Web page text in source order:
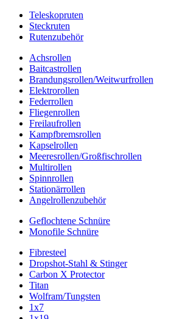
Teleskopruten
Steckruten
Rutenzubehör
Achsrollen
Baitcastrollen
Brandungsrollen/Weitwurfrollen
Elektrorollen
Federrollen
Fliegenrollen
Freilaufrollen
Kampfbremsrollen
Kapselrollen
Meeresrollen/Großfischrollen
Multirollen
Spinnrollen
Stationärrollen
Angelrollenzubehör
Geflochtene Schnüre
Monofile Schnüre
Fibresteel
Dropshot-Stahl & Stinger
Carbon X Protector
Titan
Wolfram/Tungsten
1x7